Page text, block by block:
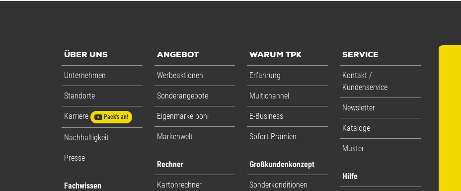
ÜBER UNS
Unternehmen
Standorte
Karriere Pack's an!
Nachhaltigkeit
Presse
Fachwissen
ANGEBOT
Werbeaktionen
Sonderangebote
Eigenmarke boni
Markenwelt
Rechner
Kartonrechner
WARUM TPK
Erfahrung
Multichannel
E-Business
Sofort-Prämien
Großkundenkonzept
Sonderkonditionen
SERVICE
Kontakt /
Kundenservice
Newsletter
Kataloge
Muster
Hilfe